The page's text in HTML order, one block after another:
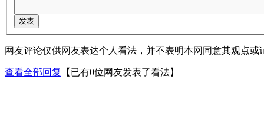
网友评论仅供网友表达个人看法，并不表明本网同意其观点或
查看全部回复 【已有0位网友发表了看法】